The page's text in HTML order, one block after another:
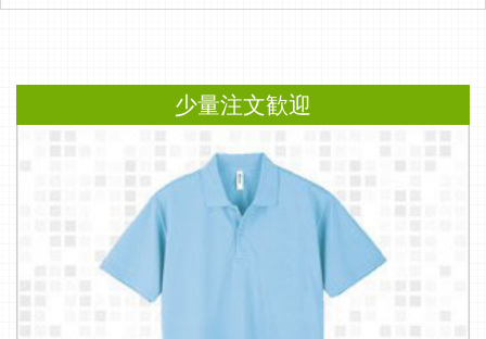
少量注文歓迎